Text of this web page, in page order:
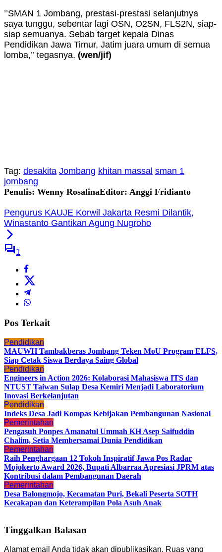
’’SMAN 1 Jombang, prestasi-prestasi selanjutnya
saya tunggu, sebentar lagi OSN, O2SN, FLS2N, siap-
siap semuanya. Sebab target kepala Dinas
Pendidikan Jawa Timur, Jatim juara umum di semua
lomba,’’ tegasnya. (wen/jif)
Tag: desakita Jombang khitan massal sman 1
jombang
Penulis: Wenny RosalinaEditor: Anggi Fridianto
Pengurus KAUJE Korwil Jakarta Resmi Dilantik,
Winastanto Gantikan Agung Nugroho
1
Pos Terkait
Pendidikan
MAUWH Tambakberas Jombang Teken MoU Program ELFS,
Siap Cetak Siswa Berdaya Saing Global
Pendidikan
Engineers in Action 2026: Kolaborasi Mahasiswa ITS dan
NTUST Taiwan Sulap Desa Kemiri Menjadi Laboratorium
Inovasi Berkelanjutan
Pendidikan
Indeks Desa Jadi Kompas Kebijakan Pembangunan Nasional
Pemerintahan
Pengasuh Ponpes Amanatul Ummah KH Asep Saifuddin
Chalim, Setia Membersamai Dunia Pendidikan
Pemerintahan
Raih Penghargaan 12 Tokoh Inspiratif Jawa Pos Radar
Mojokerto Award 2026, Bupati Albarraa Apresiasi JPRM atas
Kontribusi dalam Pembangunan Daerah
Pemerintahan
Desa Balongmojo, Kecamatan Puri, Bekali Peserta SOTH
Kecakapan dan Keterampilan Pola Asuh Anak
Tinggalkan Balasan
Alamat email Anda tidak akan dipublikasikan. Ruas yang